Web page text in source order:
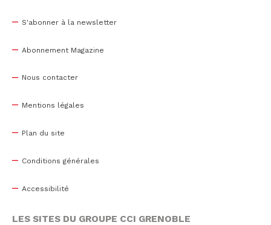
S'abonner à la newsletter
Abonnement Magazine
Nous contacter
Mentions légales
Plan du site
Conditions générales
Accessibilité
LES SITES DU GROUPE CCI GRENOBLE